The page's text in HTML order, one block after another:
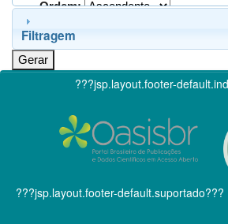
Ordem:
Filtragem
???jsp.layout.footer-
???jsp.layout.footer-default.suportado???